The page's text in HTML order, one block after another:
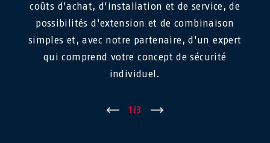
coûts d'achat, d'installation et de service, de
possibilités d'extension et de combinaison
simples et, avec notre partenaire, d'un expert
qui comprend votre concept de sécurité
individuel.
1/3